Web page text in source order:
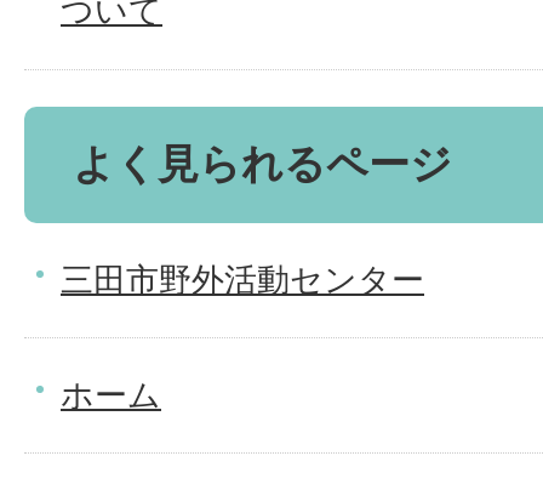
ついて
よく見られるページ
三田市野外活動センター
ホーム